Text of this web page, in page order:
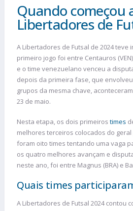
Quando começou
Libertadores de
A Libertadores de Futsal de 2024 teve
primeiro jogo foi entre Centauros
e o time venezuelano venceu a
depois da primeira fase, que
grupos da mesma chave,
23 de maio.
Nesta etapa, os dois primeiros times
melhores terceiros colocados do
foram oito times tentando uma vaga
os quatro melhores avançam e
neste ano, foi entre Magnus (BRA) e
Quais times
A Libertadores de Futsal 2024 contou